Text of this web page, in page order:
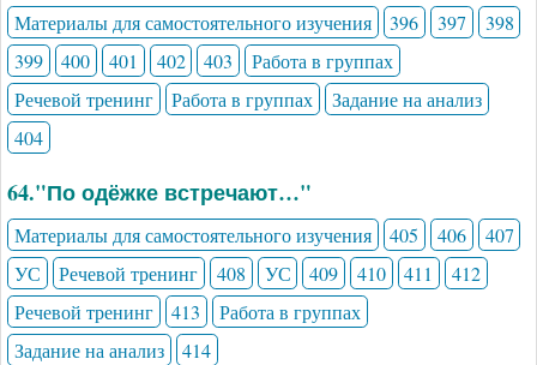
Материалы для самостоятельного изучения 396 397
398
399
400 401 402 403
Работа в группах
Речевой тренинг
Работа в группах
Задание на анализ
404
64."По одёжке встречают…"
Материалы для самостоятельного изучения 405 406
407
УС
Речевой тренинг 408 УС 409 410 411
412
Речевой тренинг
413
Работа в группах
Задание на анализ
414